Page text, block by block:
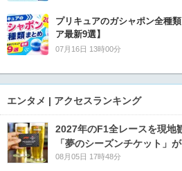
プリキュアのガシャポン全種
ア最新9選】
07月16日 13時00分
エンタメ | アクセスランキング
2027年のF1全レースを現地
「夢のシーズンチケット」
08月05日 17時48分